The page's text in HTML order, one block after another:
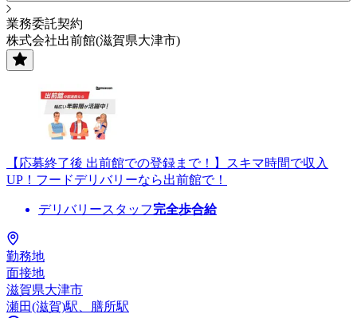
業務委託契約
株式会社出前館(滋賀県大津市)
【応募終了後 出前館での登録まで！】スキマ時間で収入
UP！フードデリバリーなら出前館で！
デリバリースタッフ完全歩合給
勤務地
面接地
滋賀県大津市
瀬田(滋賀)駅、膳所駅